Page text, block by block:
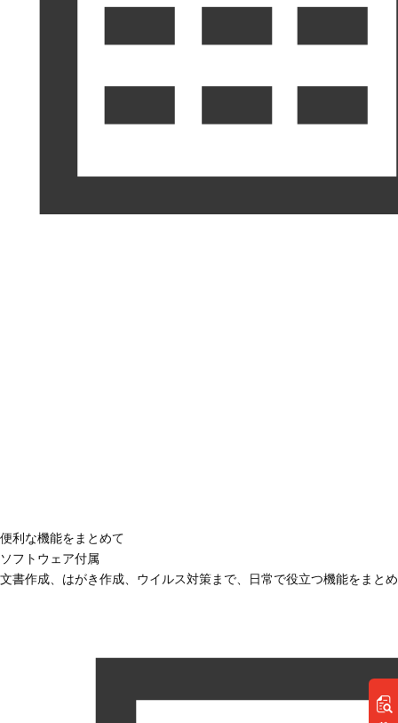
便利な機能をまとめて
ソフトウェア付属
文書作成、はがき作成、ウイルス対策まで、日常で役立つ機能をまと